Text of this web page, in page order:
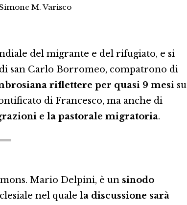
M. Varisco
del migrante e del rifugiato, e si
san Carlo Borromeo, compatrono di
riflettere per quasi 9 mesi su
di Francesco, ma anche di
e la pastorale migratoria.
Mario Delpini, è un sinodo
nel quale la discussione sarà